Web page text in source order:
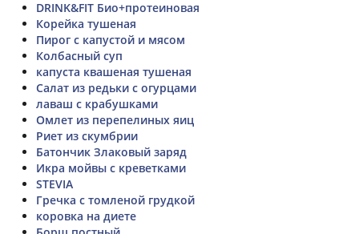
DRINK&FIT Био+протеиновая
Корейка тушеная
Пирог с капустой и мясом
Колбасный суп
капуста квашеная тушеная
Салат из редьки с огурцами
лаваш с крабушками
Омлет из перепелиных яиц
Риет из скумбрии
Батончик Злаковый заряд
Икра мойвы с креветками
STEVIA
Гречка с томленой грудкой
коровка на диете